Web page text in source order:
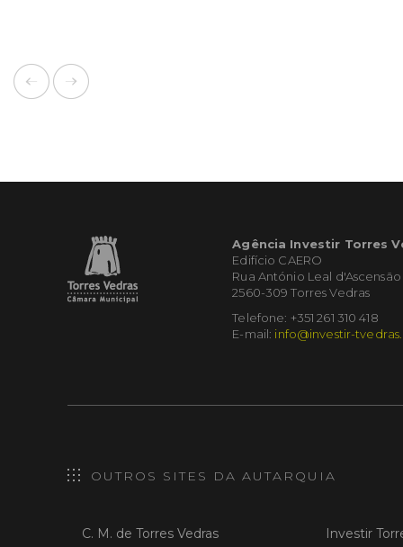
Agência Investir Torres
Edifício CAERO
Rua António Leal d'Ascensão
2560-309 Torres Vedras
Telefone: +351 261 310 418
E-mail: info@investir-
OUTROS SITES DA AUTARQUIA
C. M. de Torres Vedras Investir